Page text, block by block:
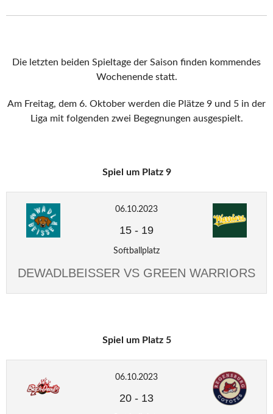
Die letzten beiden Spieltage der Saison finden kommendes
Wochenende statt.
Am Freitag, dem 6. Oktober werden die Plätze 9 und 5 in der
Liga mit folgenden zwei Begegnungen ausgespielt.
Spiel um Platz 9
06.10.2023
15 - 19
Softballplatz
DEWADLBEISSER VS GREEN WARRIORS
Spiel um Platz 5
06.10.2023
20 - 13